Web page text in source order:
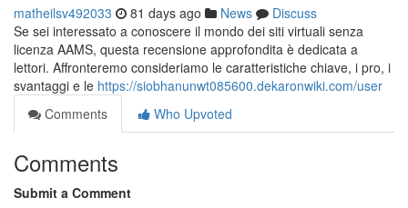
matheilsv492033 81 days ago News
Discuss
Se sei interessato a conoscere il mondo dei siti virtuali senza
licenza AAMS, questa recensione approfondita è dedicata a
lettori. Affronteremo consideriamo le caratteristiche chiave, i pro, i
svantaggi e le https://siobhanunwt085600.dekaronwiki.com/user
Comments
Who Upvoted
Comments
Submit a Comment